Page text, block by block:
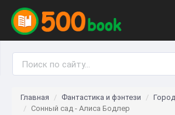
Главная Фантастика и фэнтези
Сонный сад - Алиса Бодлер